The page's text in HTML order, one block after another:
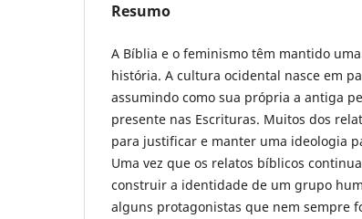
Resumo
A Bíblia e o feminismo têm mantido
história. A cultura ocidental nasce em
assumindo como sua própria a antiga
presente nas Escrituras. Muitos dos
para justificar e manter uma ideologia
Uma vez que os relatos bíblicos
construir a identidade de um grupo
alguns protagonistas que nem sempre